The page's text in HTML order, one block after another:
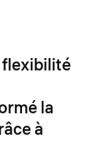
flexibilité
la
à